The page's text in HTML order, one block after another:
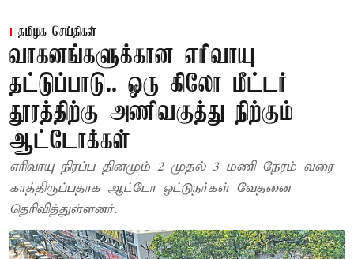
தமிழக செய்திகள்
வாகனங்களுக்கான எரிவாயு
தட்டுப்பாடு.. ஒரு கிலோ மீட்டர்
தூரத்திற்கு அணிவகுத்து நிற்கும்
ஆட்டோக்கள்
எரிவாயு நிரப்ப தினமும் 2 முதல் 3 மணி நேரம் வரை
காத்திருப்பதாக ஆட்டோ ஓட்டுநர்கள் வேதனை
தெரிவித்துள்ளனர்.